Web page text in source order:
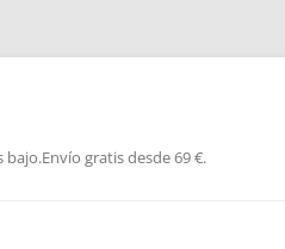
gratis desde 69 €.